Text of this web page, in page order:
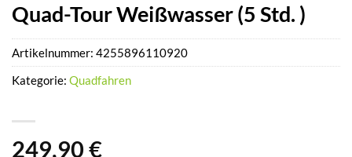
Quad-Tour Weißwasser (5 Std. )
249,90 €
Artikelnummer: 4255896110920
Kategorie: Quadfahren